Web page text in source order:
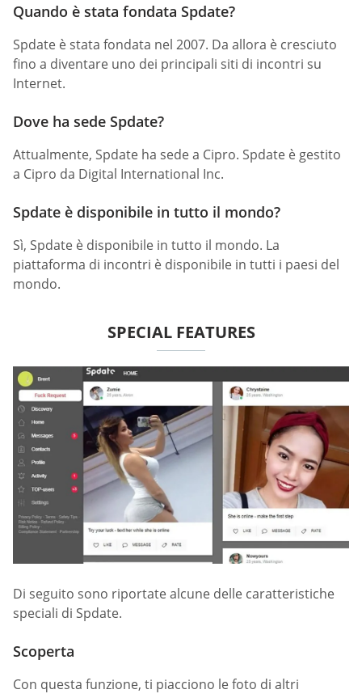
Quando è stata fondata Spdate?
Spdate è stata fondata nel 2007. Da allora è cresciuto
fino a diventare uno dei principali siti di incontri su
Internet.
Dove ha sede Spdate?
Attualmente, Spdate ha sede a Cipro. Spdate è gestito
a Cipro da Digital International Inc.
Spdate è disponibile in tutto il mondo?
Sì, Spdate è disponibile in tutto il mondo. La
piattaforma di incontri è disponibile in tutti i paesi del
mondo.
SPECIAL FEATURES
Di seguito sono riportate alcune delle caratteristiche
speciali di Spdate.
Scoperta
Con questa funzione, ti piacciono le foto di altri